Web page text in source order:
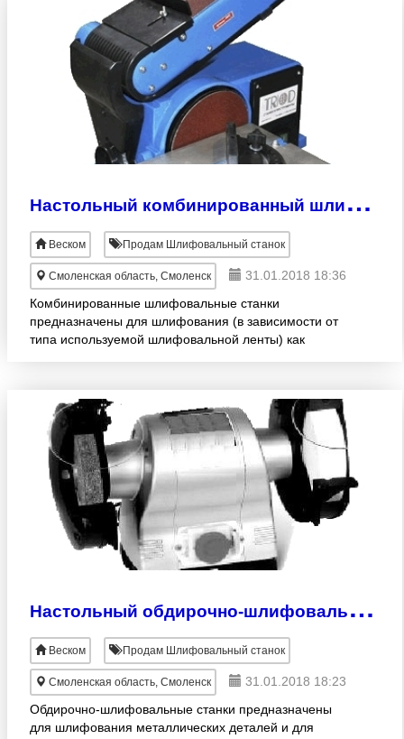
Н
астольный комбинированный шлифовальный станок BDS-100/230
Веском Продам Шлифовальный станок
Смоленская область, Смоленск
31.01.2018 18:36
Комбинированные шлифовальные станки
предназначены для шлифования (в зависимости от
типа используемой шлифовальной ленты) как
Н
астольный обдирочно-шлифовальный станок SP-1500
Веском Продам Шлифовальный станок
Смоленская область, Смоленск
31.01.2018 18:23
Обдирочно-шлифовальные станки предназначены
для шлифования металлических деталей и для